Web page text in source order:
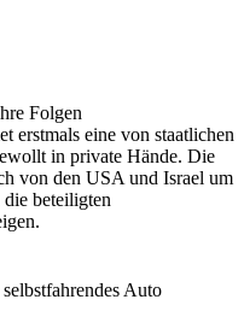
Folgen
erstmals eine von staatlichen
in private Hände. Die
von den USA und Israel um
beteiligten
Auto